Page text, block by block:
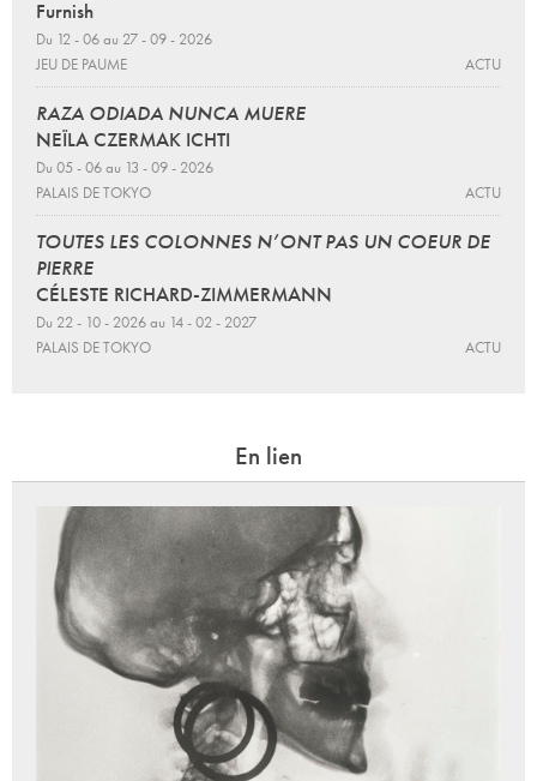
Furnish
Du 12 - 06 au 27 - 09 - 2026
JEU DE PAUME
ACTU
RAZA ODIADA NUNCA MUERE
NEÏLA CZERMAK ICHTI
Du 05 - 06 au 13 - 09 - 2026
PALAIS DE TOKYO
ACTU
TOUTES LES COLONNES N’ONT PAS UN COEUR DE
PIERRE
CÉLESTE RICHARD-ZIMMERMANN
Du 22 - 10 - 2026 au 14 - 02 - 2027
PALAIS DE TOKYO
ACTU
En lien